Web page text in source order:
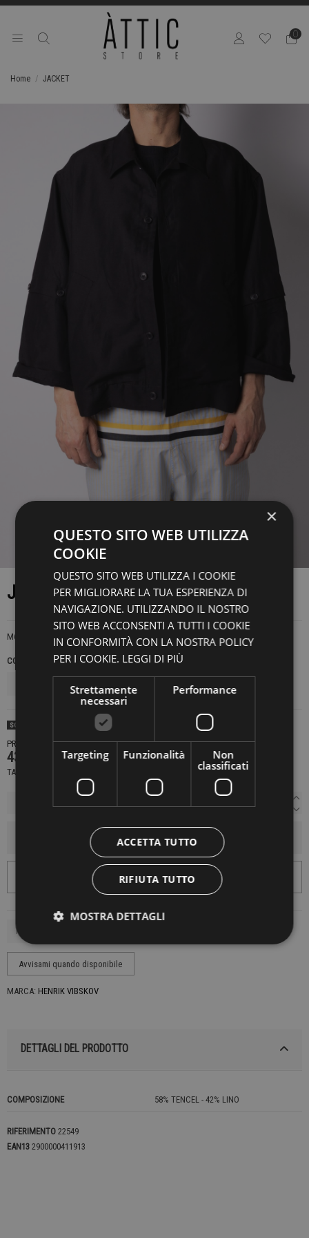
0
Home JACKET
JACKET
M604
COLORE TAGLIE INTERNAZIONALI
SOLD OUT
PRODOTTO NON DISPONIBILE CONTATTACI PER SAPERE DI PIÙ
439,00 €
TASSE INCLUSE
AGGIUNGI AL CARRELLO
MARCA: HENRIK VIBSKOV
DETTAGLI DEL PRODOTTO
COMPOSIZIONE 58% TENCEL - 42% LINO
RIFERIMENTO 22549
EAN13 2900000411913
×
QUESTO SITO WEB UTILIZZA
COOKIE
QUESTO SITO WEB UTILIZZA I COOKIE
PER MIGLIORARE LA TUA ESPERIENZA DI
NAVIGAZIONE. UTILIZZANDO IL NOSTRO
SITO WEB ACCONSENTI A TUTTI I COOKIE
IN CONFORMITÀ CON LA NOSTRA POLICY
PER I COOKIE. LEGGI DI PIÙ
Strettamente
necessari
Performance
Targeting Funzionalità
Non
classificati
ACCETTA TUTTO
RIFIUTA TUTTO
MOSTRA DETTAGLI